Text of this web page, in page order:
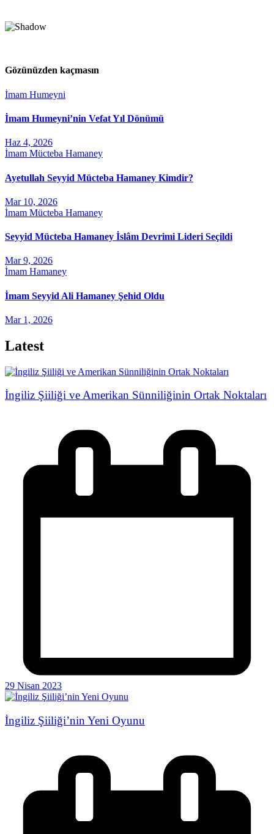
Gözünüzden kaçmasın
İmam Humeyni
İmam Humeyni’nin Vefat Yıl Dönümü
Haz 4, 2026
İmam Mücteba Hamaney
Ayetullah Seyyid Mücteba Hamaney Kimdir?
Mar 10, 2026
İmam Mücteba Hamaney
Seyyid Mücteba Hamaney İslâm Devrimi Lideri Seçildi
Mar 9, 2026
İmam Hamaney
İmam Seyyid Ali Hamaney Şehid Oldu
Mar 1, 2026
Latest
İngiliz Şiiliği ve Amerikan Sünniliğinin Ortak Noktaları
29 Nisan 2023
İngiliz Şiiliği’nin Yeni Oyunu